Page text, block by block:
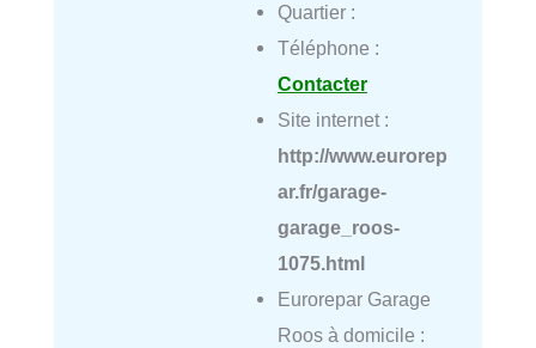
Quartier :
Téléphone :
Contacter
Site internet :
http://www.eurorep
ar.fr/garage-
garage_roos-
1075.html
Eurorepar Garage
Roos à domicile :